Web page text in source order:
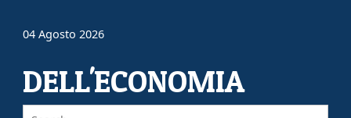
04 Agosto 2026
DELL'ECONOMIA